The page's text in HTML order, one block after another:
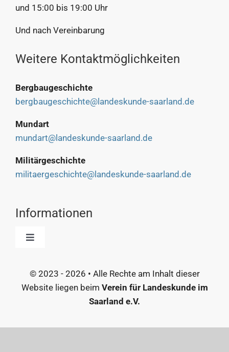
und 15:00 bis 19:00 Uhr
Und nach Vereinbarung
Weitere Kontaktmöglichkeiten
Bergbaugeschichte
bergbaugeschichte@landeskunde-saarland.de
Mundart
mundart@landeskunde-saarland.de
Militärgeschichte
militaergeschichte@landeskunde-saarland.de
Informationen
Toggle
© 2023 - 2026 • Alle Rechte am Inhalt dieser
Website liegen beim Verein für Landeskunde im
Saarland e.V.